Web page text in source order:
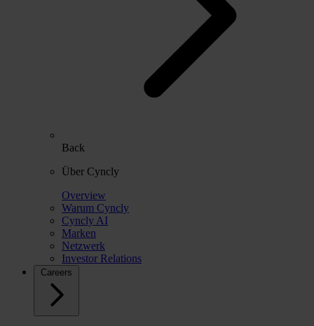
Back
Über Cyncly
Overview
Warum Cyncly
Cyncly AI
Marken
Netzwerk
Investor Relations
Careers